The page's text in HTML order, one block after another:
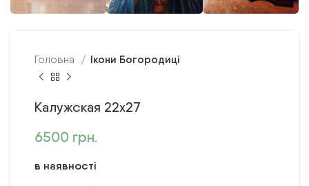
Головна Ікони Богородиці
Калужская 22х27
6500 грн.
в наявності